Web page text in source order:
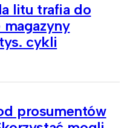
litu trafia do
cykli
prosumentów